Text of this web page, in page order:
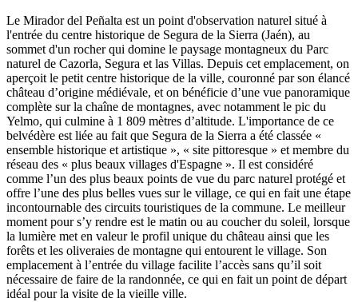
Le Mirador del Peñalta est un point d'observation naturel situé à
l'entrée du centre historique de Segura de la Sierra (Jaén), au
sommet d'un rocher qui domine le paysage montagneux du Parc
naturel de Cazorla, Segura et las Villas. Depuis cet emplacement, on
aperçoit le petit centre historique de la ville, couronné par son élancé
château d’origine médiévale, et on bénéficie d’une vue panoramique
complète sur la chaîne de montagnes, avec notamment le pic du
Yelmo, qui culmine à 1 809 mètres d’altitude. L'importance de ce
belvédère est liée au fait que Segura de la Sierra a été classée «
ensemble historique et artistique », « site pittoresque » et membre du
réseau des « plus beaux villages d'Espagne ». Il est considéré
comme l’un des plus beaux points de vue du parc naturel protégé et
offre l’une des plus belles vues sur le village, ce qui en fait une étape
incontournable des circuits touristiques de la commune. Le meilleur
moment pour s’y rendre est le matin ou au coucher du soleil, lorsque
la lumière met en valeur le profil unique du château ainsi que les
forêts et les oliveraies de montagne qui entourent le village. Son
emplacement à l’entrée du village facilite l’accès sans qu’il soit
nécessaire de faire de la randonnée, ce qui en fait un point de départ
idéal pour la visite de la vieille ville.